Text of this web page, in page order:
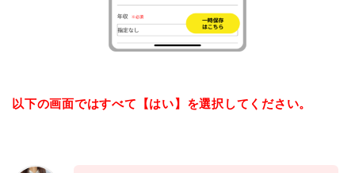
以下の画面ではすべて【はい】を選択してください。